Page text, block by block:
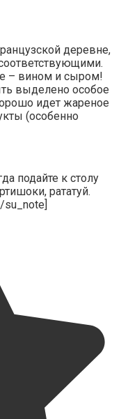
деревне,
– вином и сыром!
выделено особое
идет жареное
(особенно
подайте к столу
рататуй.